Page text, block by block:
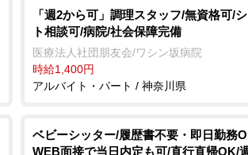
「週2から可」調理スタッフ/無資格可/
ト相談可/病院/社会保障完備
医療法人社団朋友会/ワシン坂病院
時給1,400円
アルバイト・パート / 神奈川県
ベビーシッター/履歴書不要・即日勤務
WEB面接で当日内定も可/直行直帰OK/